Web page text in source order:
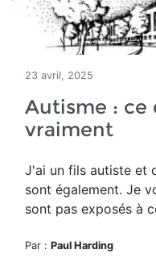
23 avril, 2025
Autisme :
vraiment
J'ai un fils autiste et
sont également. Je
sont pas exposés à
Par : Paul Harding